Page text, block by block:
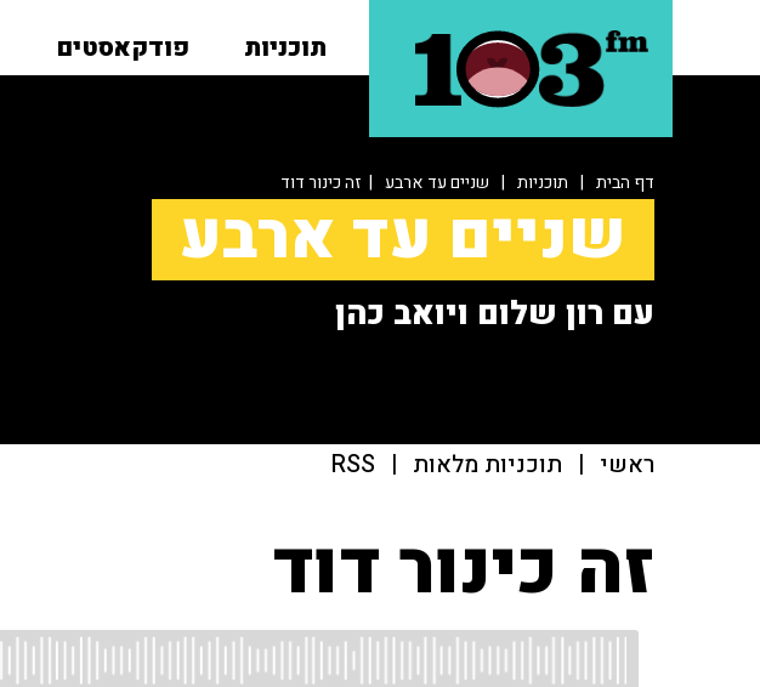
תוכניות פודקאסטים
דף הבית | תוכניות | שניים עד ארבע | זה כינור דוד
שניים עד ארבע
עם רון שלום ויואב כהן
ראשי | תוכניות מלאות |
RSS
זה כינור דוד